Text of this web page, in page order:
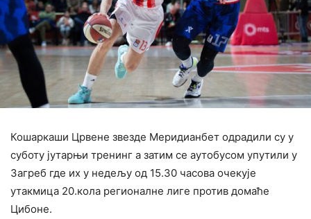
Кошаркаши Црвене звезде Меридианбет одрадили су у
суботу јутарњи тренинг а затим се аутобусом упутили у
Загреб где их у недељу од 15.30 часова очекује
утакмица 20.кола регионалне лиге против домаће
Цибоне.